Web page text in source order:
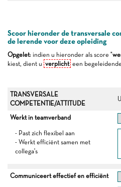
Scoor hieronder de transversale
de lerende voor deze opleiding
Opgelet: indien u hieronder als score "
kiest, dient u verplicht een begeleidende
TRANSVERSALE
COMPETENTIE/ATTITUDE
Werkt in teamverband
- Past zich flexibel aan
- Werkt efficiënt samen met
collega's
Communiceert effectief en efficiënt